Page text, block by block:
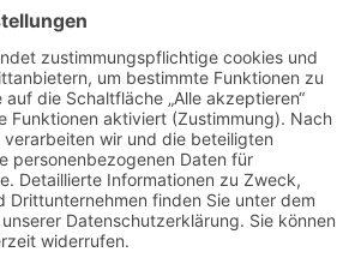
Board bewegst.
|Datenschutzerklärung
UTC+02:00
Software © phpBB Limited